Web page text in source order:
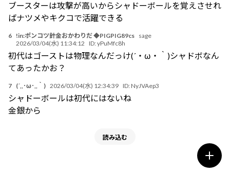
ブースターは攻撃が高いからシャドーボールを覚えさせれ
ばナツメやキクコで活躍できる
6 !in:ポンコツ針金おかわりだ ◆PIGPIG89cs sage
2026/03/04(水) 11:34:12
ID:yPuMfc8h
初代はゴーストは物理なんだっけ(´・ω・｀)シャドボなん
てあったかお？
7 (´,,･ω･,,｀) 2026/03/04(水) 12:34:39 ID: NyJVAep3
シャドーボールは初代にはないね
金銀から
読み込む